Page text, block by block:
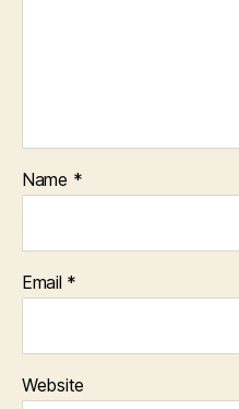
Name *
Email *
Website